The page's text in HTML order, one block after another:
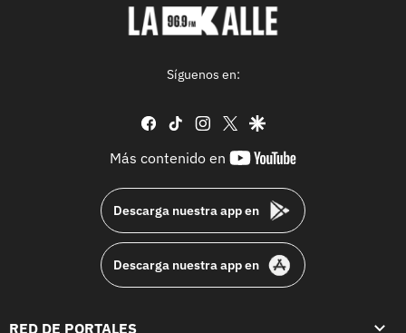
Síguenos en:
facebook
tiktok instagram
twittergoogle
Más contenido en
youtube-
Descarga nuestra app en
Descarga nuestra app en
RED DE PORTALES